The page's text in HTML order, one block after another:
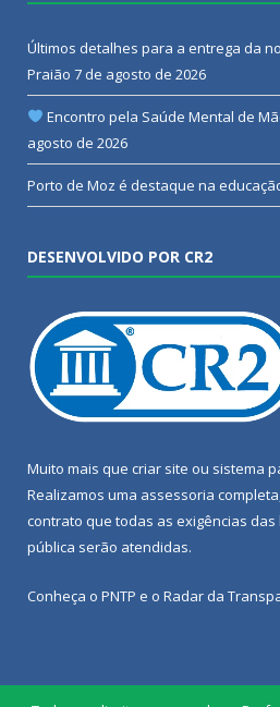
Últimos detalhes para a entrega da
Praião 7 de agosto de 2026
Encontro pela Saúde Mental de
agosto de 2026
Porto de Moz é destaque na
DESENVOLVIDO POR CR2
Muito mais que criar site ou sistema
Realizamos uma assessoria
contrato que todas as exigências das
pública serão atendidas.
Conheça o PNTP e o Radar da